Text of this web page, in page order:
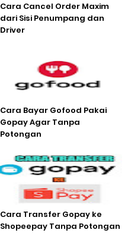
Cara Cancel Order Maxim
dari Sisi Penumpang dan
Driver
Cara Bayar Gofood Pakai
Gopay Agar Tanpa
Potongan
Cara Transfer Gopay ke
Shopeepay Tanpa Potongan